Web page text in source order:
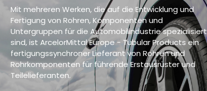
Mit mehreren Werken, die auf die Entwicklung und
Fertigung von Rohren, Komponenten und
Untergruppen für die Automobilindustrie spezialisiert
sind, ist ArcelorMittal Europe - Tubular Products ein
fertigungssynchroner Lieferant von Rohren und
Rohrkomponenten für führende Erstausrüster und
Teilelieferanten.